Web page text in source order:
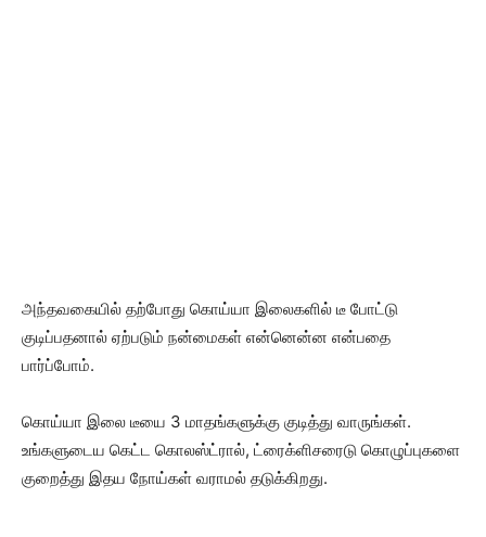
அந்தவகையில் தற்போது கொய்யா இலைகளில் டீ போட்டு
குடிப்பதனால் ஏற்படும் நன்மைகள் என்னென்ன என்பதை
பார்ப்போம்.
கொய்யா இலை டீயை 3 மாதங்களுக்கு குடித்து வாருங்கள்.
உங்களுடைய கெட்ட கொலஸ்ட்ரால், ட்ரைக்ளிசரைடு கொழுப்புகளை
குறைத்து இதய நோய்கள் வராமல் தடுக்கிறது.